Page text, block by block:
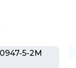
5-2M